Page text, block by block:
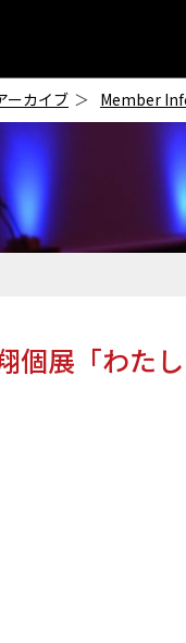
ーカイブ Member
個展「わた